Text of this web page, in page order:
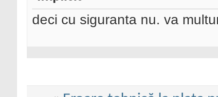
deci cu siguranta nu. va